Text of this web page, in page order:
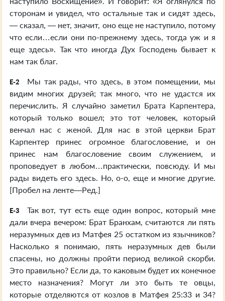
сторонам и увидел, что остальные так и сидят здесь,
— сказал, — нет, значит, оно еще не наступило, потому
что если…если они по-прежнему здесь, тогда уж и я
еще здесь». Так что иногда Дух Господень бывает к
нам так благ.
E-2
Мы так рады, что здесь, в этом помещении, мы
видим многих друзей; так много, что не удастся их
перечислить. Я случайно заметил Брата Карпентера,
который только вошел; это тот человек, который
венчал нас с женой. Для нас в этой церкви Брат
Карпентер принес огромное благословение, и он
принес нам благословение своим служением, и
проповедует в любом…практически, повсюду. И мы
рады видеть его здесь. Но, о-о, еще и многие другие.
[Пробел на ленте—Ред.]
E-3
Так вот, тут есть еще один вопрос, который мне
дали вчера вечером: Брат Бранхам, считаются ли пять
неразумных дев из Матфея 25 остатком из язычников?
Насколько я понимаю, пять неразумных дев были
спасены, но должны пройти период великой скорби.
Это правильно? Если да, то каковым будет их конечное
место назначения? Могут ли это быть те овцы,
которые отделяются от козлов в Матфея 25:33 и 34?